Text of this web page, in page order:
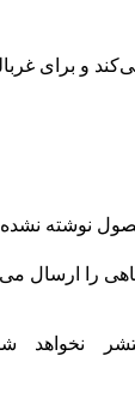
نوشته
را ارسال
نخواهد